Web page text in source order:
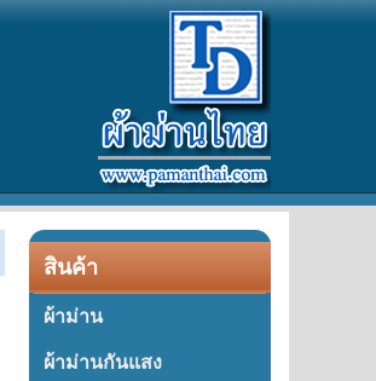
สินค้า
ผ้าม่าน
ผ้าม่านกันแสง